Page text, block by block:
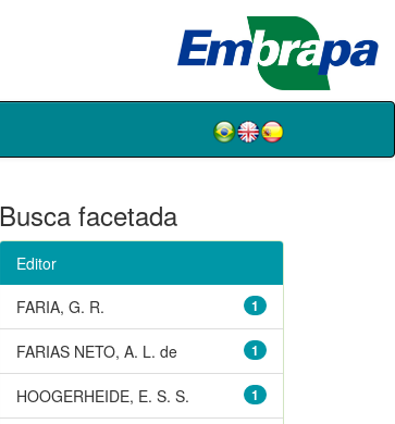
Busca facetada
Editor
1
FARIA, G. R.
1
FARIAS NETO, A. L. de
1
HOOGERHEIDE, E. S. S.